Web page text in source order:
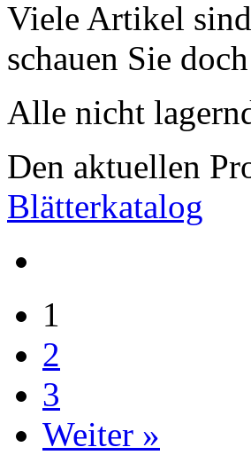
Viele Artikel
schauen Sie
Alle nicht
Den aktuellen
Blätterkatalog
1
2
3
Weiter »